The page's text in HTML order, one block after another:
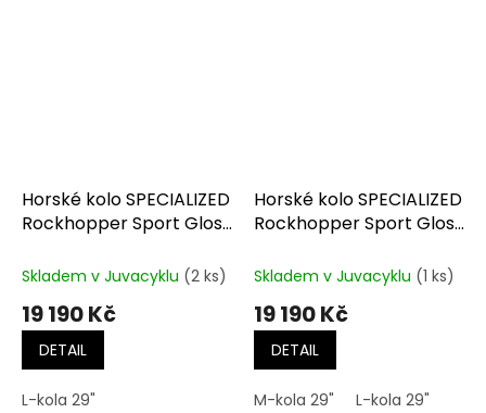
Horské kolo SPECIALIZED
Rockhopper Sport Gloss
Skladem v Juvacyklu (2 ks)
19 190 Kč
DETAIL
L-kola 29"
Horské kolo SPECIALIZED
Rockhopper Sport Gloss
Skladem v Juvacyklu (1 ks)
19 190 Kč
DETAIL
M-kola 29" L-kola 29"